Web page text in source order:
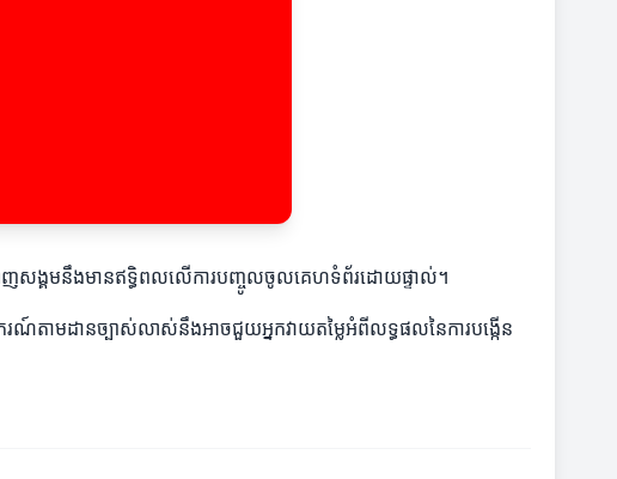
ាញសង្គមនឹងមានឥទ្ធិពលលើការបញ្ចូលចូលគេហទំព័រដោយផ្ទាល់។
រណ៍តាមដានច្បាស់លាស់នឹងអាចជួយអ្នកវាយតម្លៃអំពីលទ្ធផលនៃការបង្កើន